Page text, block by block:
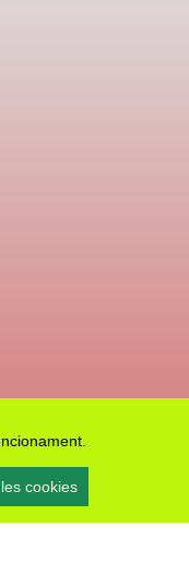
cookies